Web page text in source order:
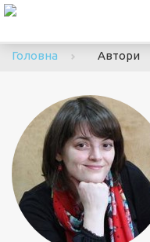
Головна
Автори